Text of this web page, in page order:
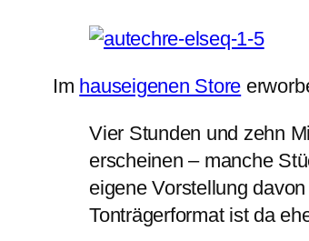
Im hauseigenen Store
Vier Stunden und zehn
erscheinen – manche
eigene Vorstellung
Tonträgerformat ist da